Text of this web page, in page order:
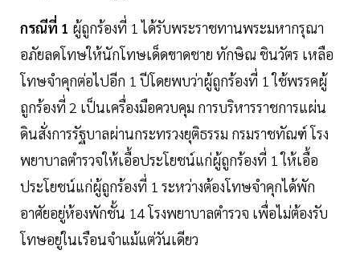
กรณีที่ 1 ผู้ถูกร้องที่ 1 ได้รับพระราชทานพระมหากรุณา
อภัยลดโทษให้นักโทษเด็ดขาดชาย ทักษิณ ชินวัตร เหลือ
โทษจำคุกต่อไปอีก 1 ปีโดยพบว่าผู้ถูกร้องที่ 1 ใช้พรรคผู้
ถูกร้องที่ 2 เป็นเครื่องมือควบคุม การบริหารราชการแผ่น
ดินสั่งการรัฐบาลผ่านกระทรวงยุติธรรม กรมราชทัณฑ์ โรง
พยาบาลตำรวจให้เอื้อประโยชน์แก่ผู้ถูกร้องที่ 1 ให้เอื้อ
ประโยชน์แก่ผู้ถูกร้องที่ 1 ระหว่างต้องโทษจำคุกได้พัก
อาศัยอยู่ห้องพักชั้น 14 โรงพยาบาลตำรวจ เพื่อไม่ต้องรับ
โทษอยู่ในเรือนจำแม้แต่วันเดียว